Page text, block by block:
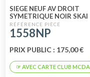
SIEGE NEUF AV DROIT
SYMETRIQUE NOIR SKAI
PERFORE
1558NP
PRIX PUBLIC : 175,00 €